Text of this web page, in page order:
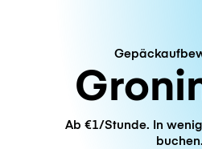
Ab €1/Stunde. In
buchen.